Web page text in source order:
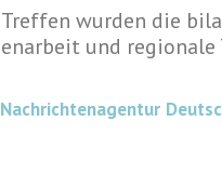
wurden die
und regionale